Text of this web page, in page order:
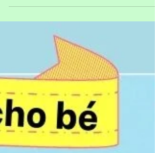
dàng làm quen và ghi nhớ các vần khi học
tiếng Việt